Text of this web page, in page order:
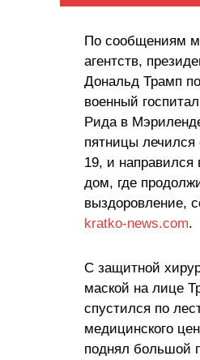
По сообщениям
агентств,
Дональд Трамп
военный
Рида в
пятницы лечился
19, и направился
дом, где
выздоровление,
kratko-news.com.
С защитной
маской на лице
спустился по
медицинского
поднял большой